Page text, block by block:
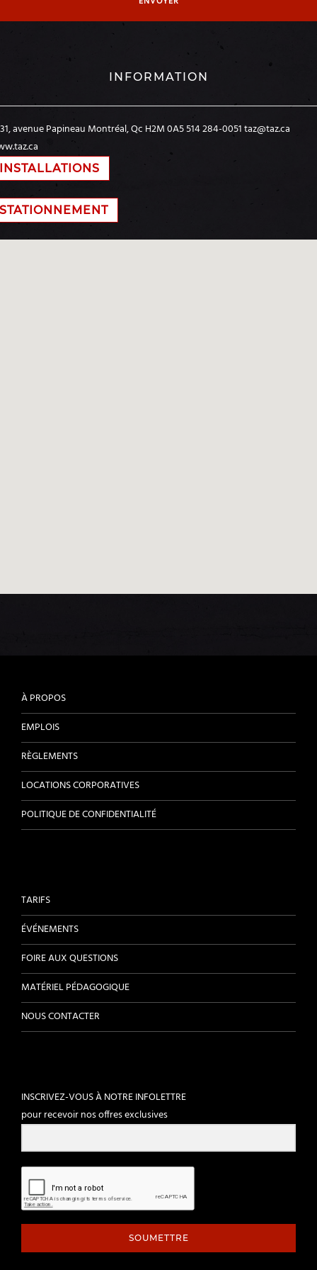
INFORMATION
avenue Papineau Montréal, Qc H2M 0A5514 284-0051taz@taz.ca
INSTALLATIONS
STATIONNEMENT
À PROPOS
EMPLOIS
RÈGLEMENTS
LOCATIONS CORPORATIVES
POLITIQUE DE CONFIDENTIALITÉ
TARIFS
ÉVÉNEMENTS
FOIRE AUX QUESTIONS
MATÉRIEL PÉDAGOGIQUE
NOUS CONTACTER
INSCRIVEZ-VOUS À NOTRE INFOLETTRE
pour recevoir nos offres exclusives
SOUMETTRE